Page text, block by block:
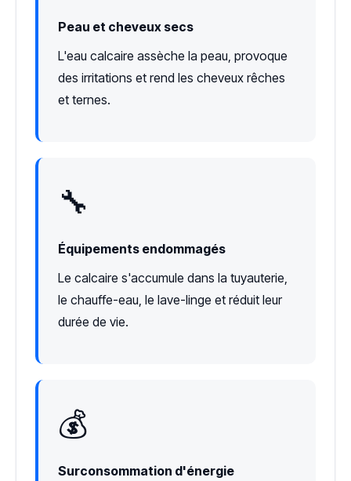
Peau et cheveux secs
L'eau calcaire assèche la peau, provoque
des irritations et rend les cheveux rêches
et ternes.
🔧
Équipements endommagés
Le calcaire s'accumule dans la tuyauterie,
le chauffe-eau, le lave-linge et réduit leur
durée de vie.
💰
Surconsommation d'énergie